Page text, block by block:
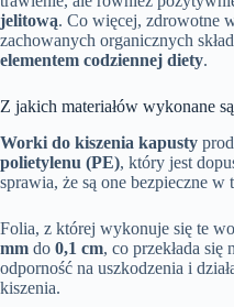
jelitową. Co więcej, zdrowotne
zachowanych organicznych
elementem codziennej diety.
Z jakich materiałów wykonane
Worki do kiszenia kapusty
polietylenu (PE), który jest
sprawia, że są one bezpieczne w
Folia, z której wykonuje się te
mm do 0,1 cm, co przekłada się
odporność na uszkodzenia i
kiszenia.